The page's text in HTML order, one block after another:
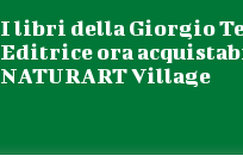
I libri della Giorgio
Editrice ora
NATURART Village